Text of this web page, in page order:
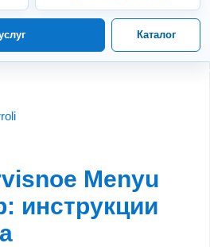
Каталог
Menyu
инструкции